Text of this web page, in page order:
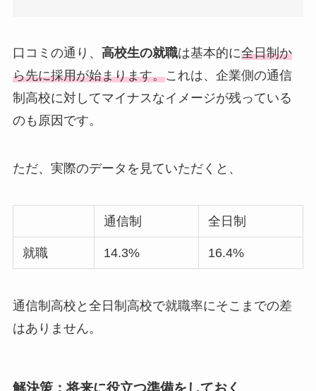
口コミの通り、 高校生の就職は基本的に全日制か
ら先に採用が始まります。これは、企業側の通信
制高校に対してマイナスなイメージが残っている
のも原因です。
ただ、実際のデータを見ていただくと、
通信制 全日制
就職 14.3% 16.4%
通信制高校と全日制高校で就職率にそこまでの差
はありません。
解決策：将来に役立つ準備をしておく